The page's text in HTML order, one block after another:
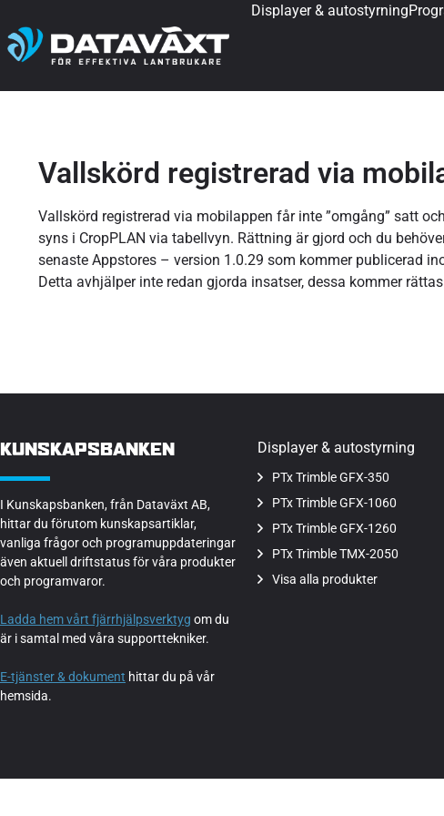
Displayer & autostyrning
Vallskörd registrerad via
Vallskörd registrerad via mobilappen får inte ”omgång” satt
syns i CropPLAN via tabellvyn. Rättning är gjord och du
senaste Appstores – version 1.0.29 som kommer publicerad
Detta avhjälper inte redan gjorda insatser, dessa kommer
KUNSKAPSBANKEN
I Kunskapsbanken, från Dataväxt AB,
hittar du förutom kunskapsartiklar,
vanliga frågor och programuppdateringar
även aktuell driftstatus för våra produkter
och programvaror.
Ladda hem vårt fjärrhjälpsverktyg om du
är i samtal med våra supporttekniker.
E-tjänster & dokument hittar du på vår
hemsida.
Displayer & autostyrning
PTx Trimble GFX-350
PTx Trimble GFX-1060
PTx Trimble GFX-1260
PTx Trimble TMX-2050
Visa alla produkter